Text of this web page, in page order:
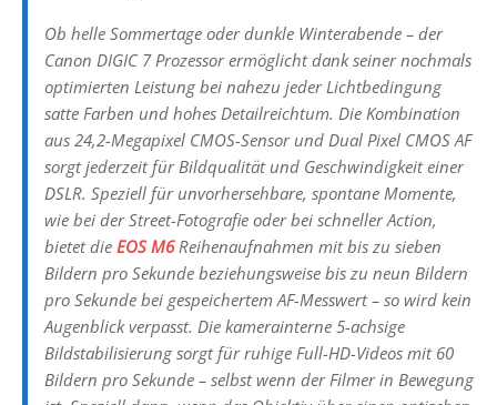
Ob helle Sommertage oder dunkle Winterabende – der
Canon DIGIC 7 Prozessor ermöglicht dank seiner nochmals
optimierten Leistung bei nahezu jeder Lichtbedingung
satte Farben und hohes Detailreichtum. Die Kombination
aus 24,2-Megapixel CMOS-Sensor und Dual Pixel CMOS AF
sorgt jederzeit für Bildqualität und Geschwindigkeit einer
DSLR. Speziell für unvorhersehbare, spontane Momente,
wie bei der Street-Fotografie oder bei schneller Action,
bietet die EOS M6Reihenaufnahmen mit bis zu sieben
Bildern pro Sekunde beziehungsweise bis zu neun Bildern
pro Sekunde bei gespeichertem AF-Messwert – so wird kein
Augenblick verpasst. Die kamerainterne 5-achsige
Bildstabilisierung sorgt für ruhige Full-HD-Videos mit 60
Bildern pro Sekunde – selbst wenn der Filmer in Bewegung